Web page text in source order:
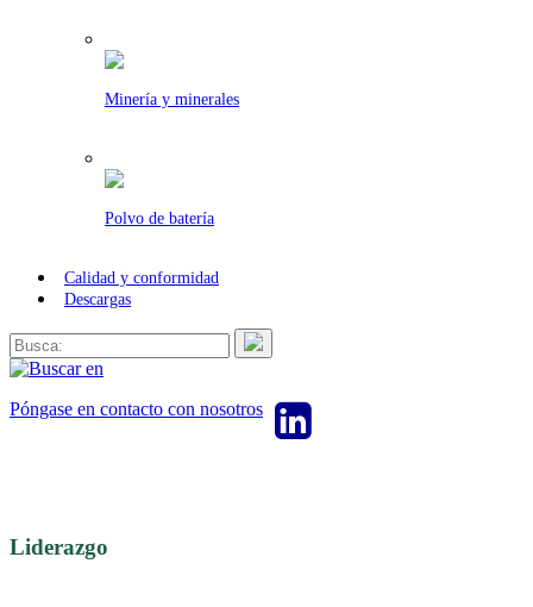
Minería y minerales
Polvo de batería
Calidad y conformidad
Descargas
Póngase en contacto con nosotros
Liderazgo